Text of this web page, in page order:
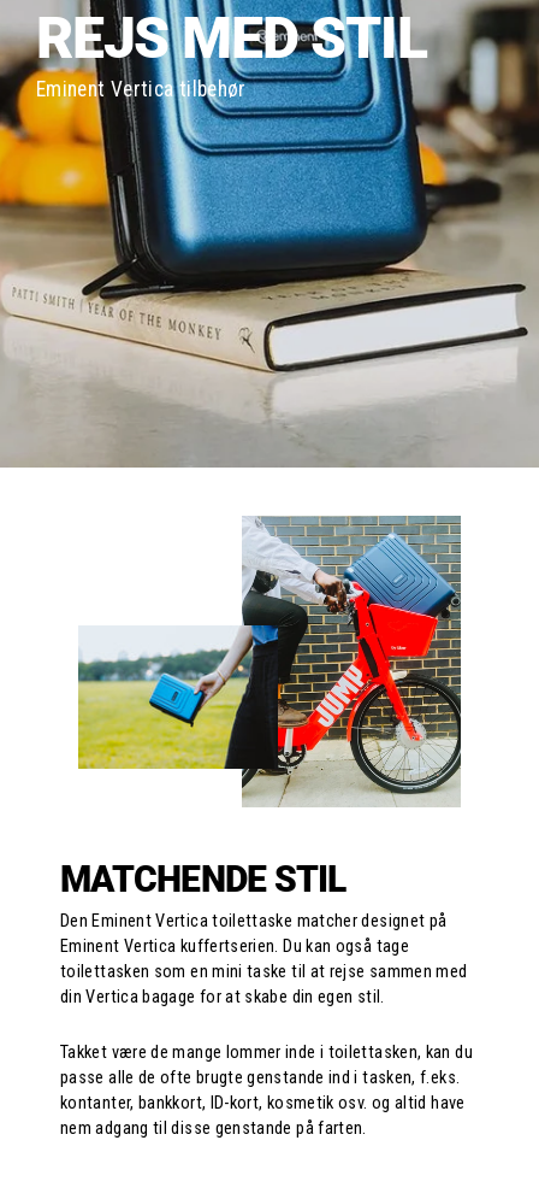
REJS MED STIL
Eminent Vertica tilbehør
MATCHENDE STIL
Den Eminent Vertica toilettaske matcher designet på
Eminent Vertica kuffertserien. Du kan også tage
toilettasken som en mini taske til at rejse sammen med
din Vertica bagage for at skabe din egen stil.
Takket være de mange lommer inde i toilettasken, kan du
passe alle de ofte brugte genstande ind i tasken, f.eks.
kontanter, bankkort, ID-kort, kosmetik osv. og altid have
nem adgang til disse genstande på farten.